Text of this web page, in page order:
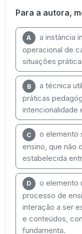
Para a autora,
A
a instância
operacional de
situações
B
a técnica
práticas
intencionalidade
C
o elemento
ensino, que não
estabelecida
D
o elemento
processo de
interação a ser
e conteúdos,
fundamenta.